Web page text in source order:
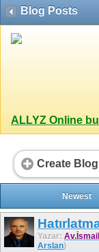
Blog Posts
ALLYZ Online
Create Blog
Newest
Yazar:
Arslan)